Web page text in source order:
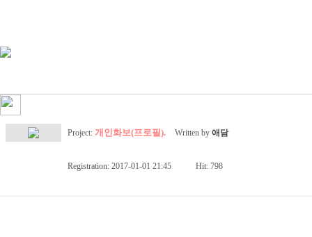
Project: 개인화보(프로필). Written by 애담
Registration: 2017-01-01 21:45 Hit: 798